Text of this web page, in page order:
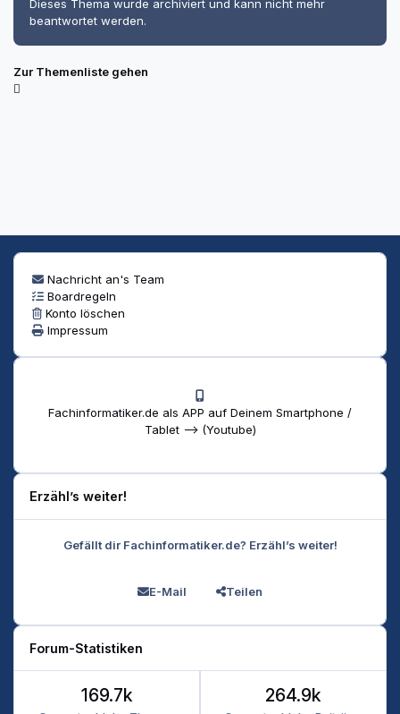
Dieses Thema wurde archiviert und kann nicht mehr
beantwortet werden.
Zur Themenliste gehen
Nachricht an's Team
Boardregeln
Konto löschen
Impressum
Fachinformatiker.de als APP auf Deinem Smartphone /
Tablet --> (Youtube)
Erzähl’s weiter!
Gefällt dir Fachinformatiker.de? Erzähl’s weiter!
E-Mail Teilen
Forum-Statistiken
169.7k 264.9k